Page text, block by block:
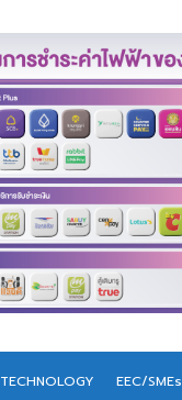
TECHNOLOGY EEC/SMEs